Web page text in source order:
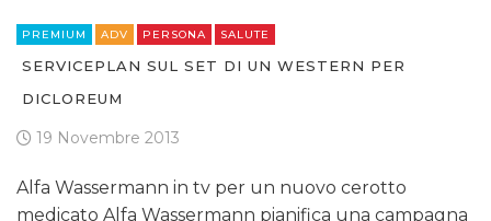
PREMIUM ADV PERSONA SALUTE
SERVICEPLAN SUL SET DI UN WESTERN PER
DICLOREUM
19 Novembre 2013
Alfa Wassermann in tv per un nuovo cerotto
medicato Alfa Wassermann pianifica una campagna